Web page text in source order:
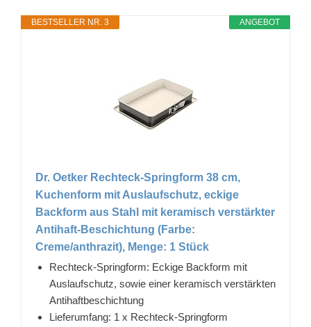
ANGEBOT
BESTSELLER NR. 3
Dr. Oetker Rechteck-Springform 38 cm,
Kuchenform mit Auslaufschutz, eckige
Backform aus Stahl mit keramisch verstärkter
Antihaft-Beschichtung (Farbe:
Creme/anthrazit), Menge: 1 Stück
Rechteck-Springform: Eckige Backform mit
Auslaufschutz, sowie einer keramisch verstärkten
Antihaftbeschichtung
Lieferumfang: 1 x Rechteck-Springform